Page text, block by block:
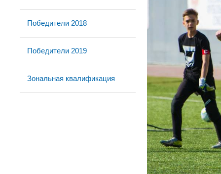
Победители 2018
Победители 2019
Зональная квалификация